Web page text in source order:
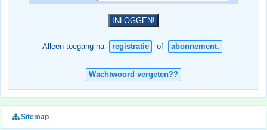
Alleen toegang na registratie of abonnement.
Wachtwoord vergeten??
Sitemap